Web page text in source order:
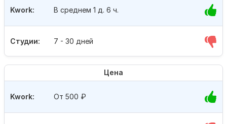
Студии: 7 - 30 дней
Kwork: В среднем 1 д. 6 ч.
Цена
Kwork: От 500 ₽